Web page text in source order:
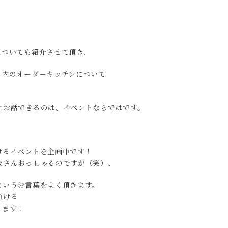
いても紹介させて頂き、
のオーダーキッチンについて
話できるのは、イベントならではです。
イベントを企画中です！
んおっしゃるのですが（笑）、
うお言葉をよく頂きます。
ける
す！